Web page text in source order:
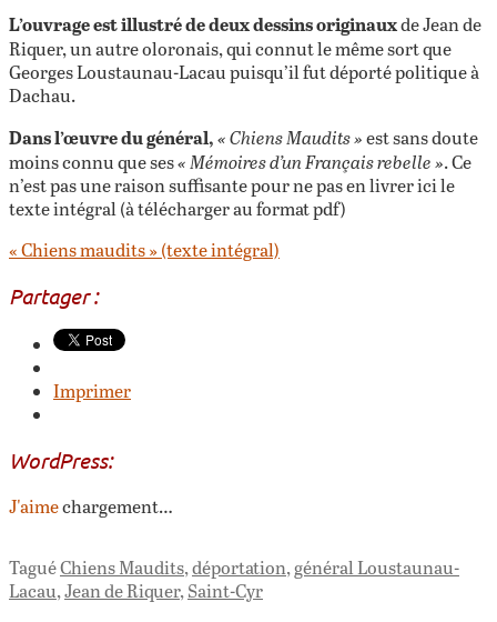
L’ouvrage est illustré de deux dessins originauxde Jean de
Riquer, un autre oloronais, qui connut le même sort que
Georges Loustaunau-Lacau puisqu’il fut déporté politique à
Dachau.
Dans l’œuvre du général,« Chiens Maudits »est sans doute
moins connu que ses« Mémoires d’un Français rebelle ». Ce
n’est pas une raison suffisante pour ne pas en livrer ici le
texte intégral (à télécharger au format pdf)
« Chiens maudits » (texte intégral)
Partager :
Imprimer
WordPress:
J'aimechargement…
TaguéChiens Maudits,déportation,général Loustaunau-
Lacau,Jean de Riquer, Saint-Cyr